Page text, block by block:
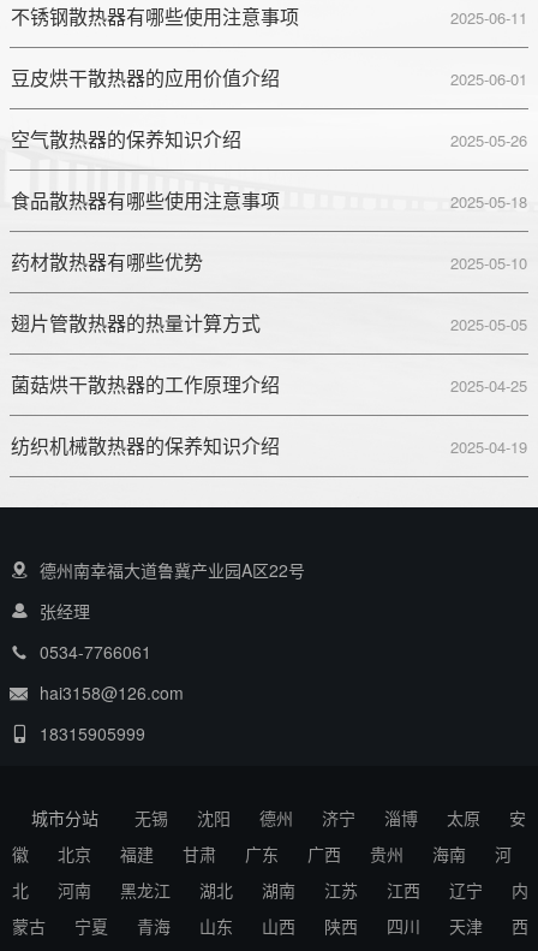
不锈钢散热器有哪些使用注意事项 2025-06-11
豆皮烘干散热器的应用价值介绍 2025-06-01
空气散热器的保养知识介绍 2025-05-26
食品散热器有哪些使用注意事项 2025-05-18
药材散热器有哪些优势 2025-05-10
翅片管散热器的热量计算方式 2025-05-05
菌菇烘干散热器的工作原理介绍 2025-04-25
纺织机械散热器的保养知识介绍 2025-04-19
德州南幸福大道鲁冀产业园A区22号
张经理
0534-7766061
hai3158@126.com
18315905999
城市分站 无锡 沈阳 德州 济宁 淄博 太原
安
徽
北京 福建 甘肃 广东 广西 贵州 海南
河
北
河南 黑龙江 湖北 湖南 江苏 江西 辽宁
内
蒙古
宁夏 青海 山东 山西 陕西 四川 天津
西